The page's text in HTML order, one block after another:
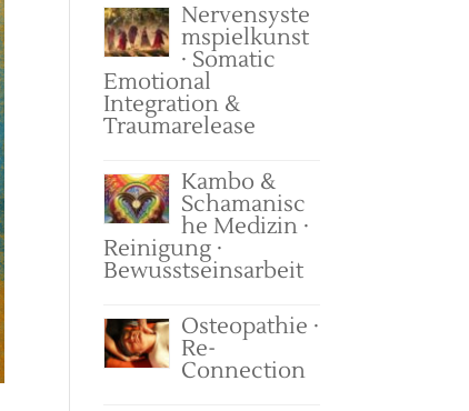
Nervensyste
mspielkunst
· Somatic
Emotional
Integration &
Traumarelease
Kambo &
Schamanisc
he Medizin ·
Reinigung ·
Bewusstseinsarbeit
Osteopathie ·
Re-
Connection